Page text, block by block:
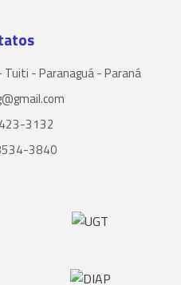
Tuiti - Paranaguá - Paraná
3132
3840